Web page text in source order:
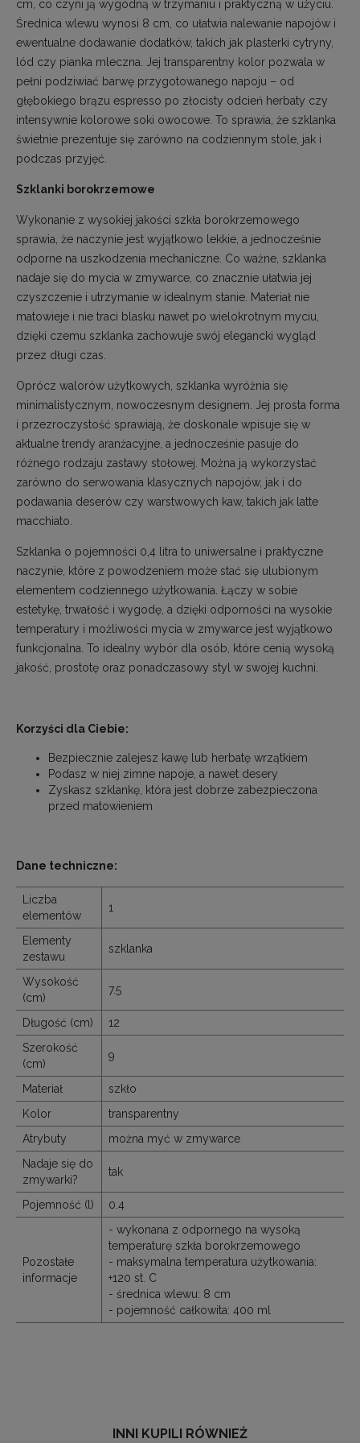
cm, co czyni ją wygodną w trzymaniu i praktyczną w użyciu.
Średnica wlewu wynosi 8 cm, co ułatwia nalewanie napojów i
ewentualne dodawanie dodatków, takich jak plasterki cytryny,
lód czy pianka mleczna. Jej transparentny kolor pozwala w
pełni podziwiać barwę przygotowanego napoju – od
głębokiego brązu espresso po złocisty odcień herbaty czy
intensywnie kolorowe soki owocowe. To sprawia, że szklanka
świetnie prezentuje się zarówno na codziennym stole, jak i
podczas przyjęć.
Szklanki borokrzemowe
Wykonanie z wysokiej jakości szkła borokrzemowego
sprawia, że naczynie jest wyjątkowo lekkie, a jednocześnie
odporne na uszkodzenia mechaniczne. Co ważne, szklanka
nadaje się do mycia w zmywarce, co znacznie ułatwia jej
czyszczenie i utrzymanie w idealnym stanie. Materiał nie
matowieje i nie traci blasku nawet po wielokrotnym myciu,
dzięki czemu szklanka zachowuje swój elegancki wygląd
przez długi czas.
Oprócz walorów użytkowych, szklanka wyróżnia się
minimalistycznym, nowoczesnym designem. Jej prosta forma
i przezroczystość sprawiają, że doskonale wpisuje się w
aktualne trendy aranżacyjne, a jednocześnie pasuje do
różnego rodzaju zastawy stołowej. Można ją wykorzystać
zarówno do serwowania klasycznych napojów, jak i do
podawania deserów czy warstwowych kaw, takich jak latte
macchiato.
Szklanka o pojemności 0,4 litra to uniwersalne i praktyczne
naczynie, które z powodzeniem może stać się ulubionym
elementem codziennego użytkowania. Łączy w sobie
estetykę, trwałość i wygodę, a dzięki odporności na wysokie
temperatury i możliwości mycia w zmywarce jest wyjątkowo
funkcjonalna. To idealny wybór dla osób, które cenią wysoką
jakość, prostotę oraz ponadczasowy styl w swojej kuchni.
Korzyści dla Ciebie:
Bezpiecznie zalejesz kawę lub herbatę wrzątkiem
Podasz w niej zimne napoje, a nawet desery
Zyskasz szklankę, która jest dobrze zabezpieczona
przed matowieniem
Dane techniczne:
Liczba
elementów
1
Elementy
zestawu
szklanka
Wysokość
(cm)
7.5
Długość (cm)
12
Szerokość
(cm)
9
Materiał
szkło
Kolor
transparentny
Atrybuty
można myć w zmywarce
Nadaje się do
zmywarki?
tak
Pojemność (l) 0.4
Pozostałe
informacje
- wykonana z odpornego na wysoką
temperaturę szkła borokrzemowego
- maksymalna temperatura użytkowania:
+120 st. C
- średnica wlewu: 8 cm
- pojemność całkowita: 400 ml
INNI KUPILI RÓWNIEŻ